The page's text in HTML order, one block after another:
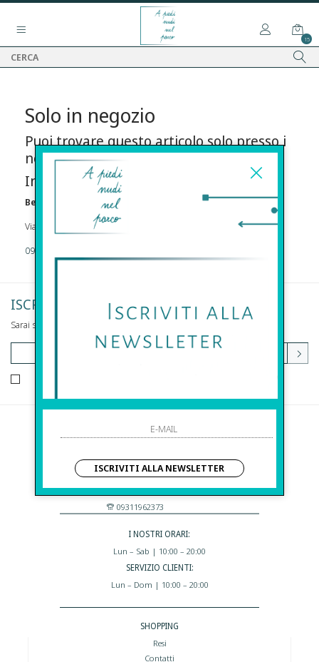
15
Solo in negozio
Puoi trovare questo articolo solo presso i
nostri punti vendita:
Info contatti
Before s.r.l.s.
Via Della Maestranza , 23 96100 Siracusa
09311962373
ISCRIVITI ALLA NEWSLETTER
Sarai sempre aggiornato su offerte e promozioni.
Before S.r.l.s.
Via Della Maestranza , 23
96100 Siracusa - Italia
Eshop@apiedinudinelparcoboutique.com
09311962373
I NOSTRI ORARI:
Lun – Sab | 10:00 – 20:00
SERVIZIO CLIENTI:
Lun – Dom | 10:00 – 20:00
SHOPPING
Resi
Contatti
ISCRIVITI ALLA NEWSLETTER